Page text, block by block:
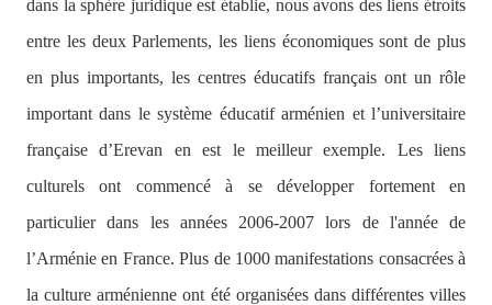
dans la sphère juridique est établie, nous avons des liens étroits
entre les deux Parlements, les liens économiques sont de plus
en plus importants, les centres éducatifs français ont un rôle
important dans le système éducatif arménien et l’universitaire
française d’Erevan en est le meilleur exemple. Les liens
culturels ont commencé à se développer fortement en
particulier dans les années 2006-2007 lors de l'année de
l’Arménie en France. Plus de 1000 manifestations consacrées à
la culture arménienne ont été organisées dans différentes villes